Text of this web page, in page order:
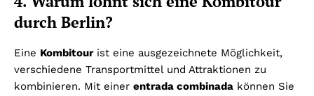
durch Berlin?
Eine Kombitourist eine ausgezeichnete Möglichkeit,
verschiedene Transportmittel und Attraktionen zu
kombinieren. Mit einer entrada combinada können Sie